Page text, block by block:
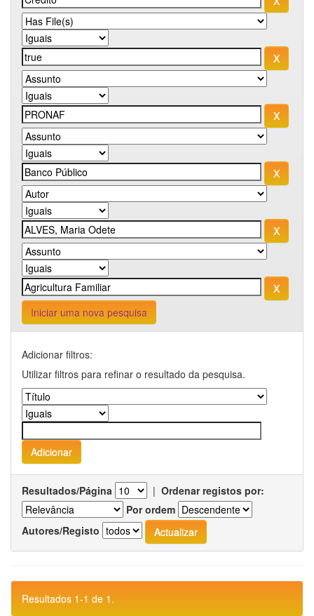
Iniciar uma nova pesquisa
Adicionar filtros:
Utilizar filtros para refinar o resultado da pesquisa.
Resultados/Página | Ordenar registos por:
Por ordem
Autores/Registo
Resultados 1-1 de 1.